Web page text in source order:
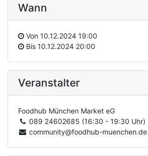
Wann
Von 10.12.2024 19:00
Bis 10.12.2024 20:00
Veranstalter
Foodhub München Market eG
089 24602685 (16:30 - 19:30 Uhr)
community@foodhub-muenchen.de